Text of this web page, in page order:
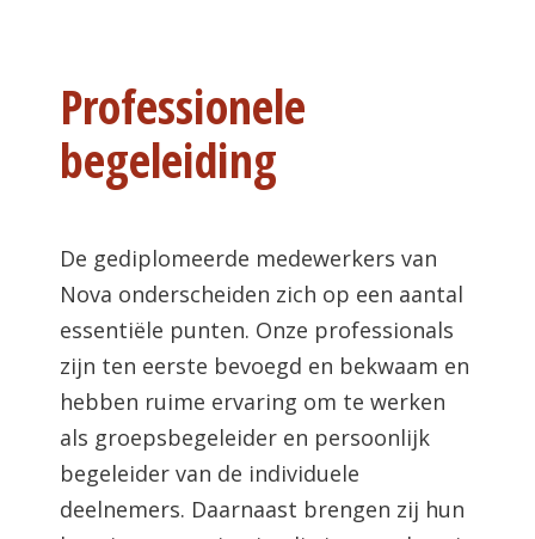
Professionele
begeleiding
De gediplomeerde medewerkers van
Nova onderscheiden zich op een aantal
essentiële punten. Onze professionals
zijn ten eerste bevoegd en bekwaam en
hebben ruime ervaring om te werken
als groepsbegeleider en persoonlijk
begeleider van de individuele
deelnemers. Daarnaast brengen zij hun